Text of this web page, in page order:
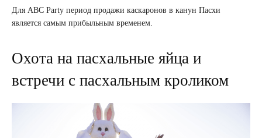
Для ABC Party период продажи каскаронов в канун Пасхи
является самым прибыльным временем.
Охота на пасхальные яйца и
встречи с пасхальным кроликом